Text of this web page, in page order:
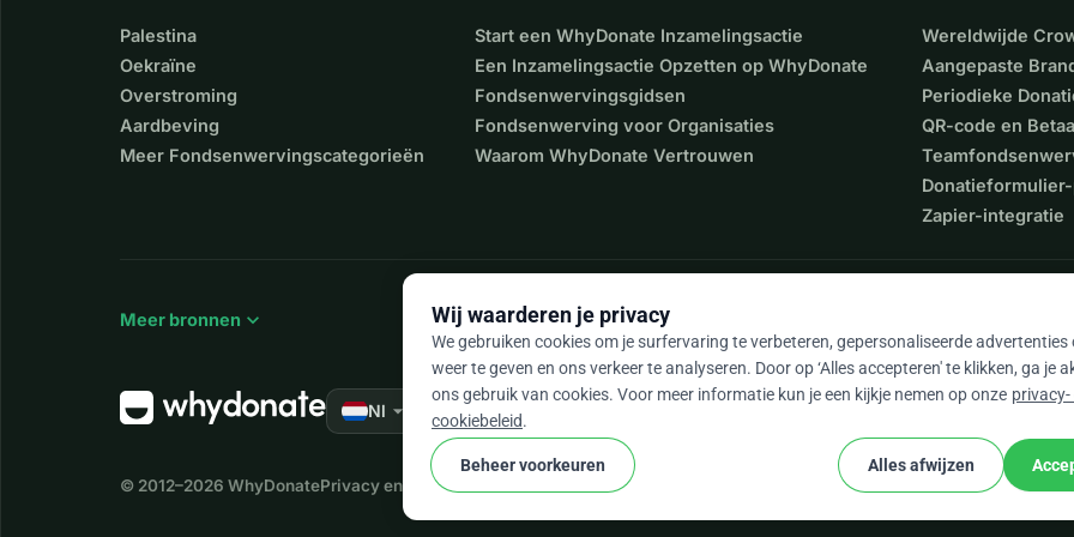
Palestina
Oekraïne
Overstroming
Aardbeving
Meer Fondsenwervingscategorieën
Start een WhyDonate Inzamelingsactie
Een Inzamelingsactie Opzetten op WhyDonate
Fondsenwervingsgidsen
Fondsenwerving voor Organisaties
Waarom WhyDonate Vertrouwen
Wereldwijde
Aangepaste
Periodieke
QR-code en
Zapier-integratie
Meer bronnen expand_more
Nl arrow_drop_down ★★★★★4,9 / 5 op basis van 500+ reviews
© 2012–2026 WhyDonatePrivacy en cookies Algemene voorwaarden
Wij waarderen je privacy
We gebruiken cookies om je surfervaring te verbeteren, gepersonaliseerde advertenties
weer te geven en ons verkeer te analyseren. Door op ‘Alles accepteren' te klikken, ga je
ons gebruik van cookies. Voor meer informatie kun je een kijkje nemen op onze privacy-
cookiebeleid.
Beheer voorkeuren Alles afwijzen